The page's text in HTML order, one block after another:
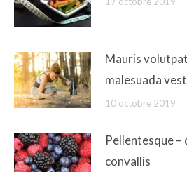
Mauris
malesuada
10 octobre 2019
Pellentesque –
convallis